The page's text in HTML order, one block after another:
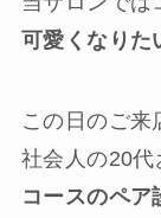
可愛くなりた
この日のご来
社会人の20代
コースのペア